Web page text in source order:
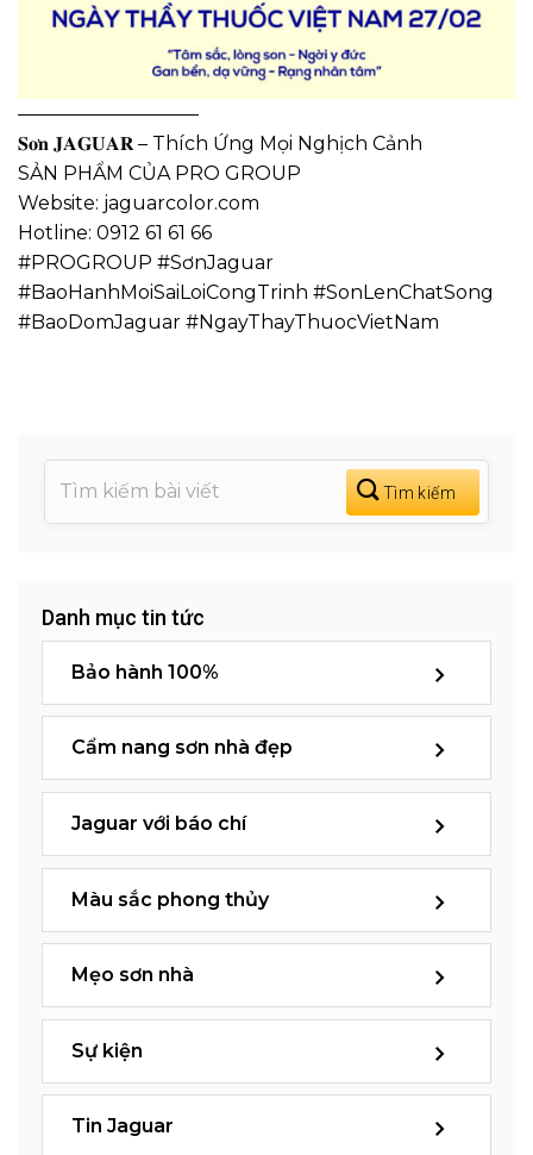
—————————–
𝐒𝐨̛𝐧 𝐉𝐀𝐆𝐔𝐀𝐑 – Thích Ứng Mọi Nghịch Cảnh
SẢN PHẨM CỦA PRO GROUP
Website: jaguarcolor.com
Hotline: 0912 61 61 66
#PROGROUP #SơnJaguar
#BaoHanhMoiSaiLoiCongTrinh #SonLenChatSong
#BaoDomJaguar #NgayThayThuocVietNam
Danh mục tin tức
Bảo hành 100%
Cẩm nang sơn nhà đẹp
Jaguar với báo chí
Màu sắc phong thủy
Mẹo sơn nhà
Sự kiện
Tin Jaguar